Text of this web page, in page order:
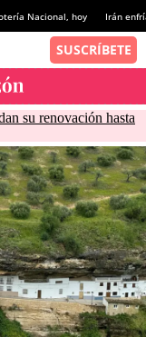
Nacional, hoy Irán
su renovación hasta